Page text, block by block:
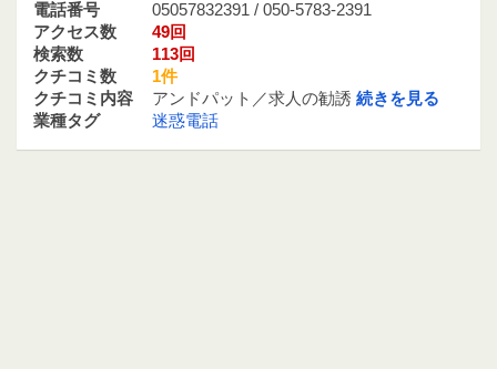
電話番号
05057832391 / 050-5783-2391
アクセス数
49回
検索数
113回
クチコミ数
1件
クチコミ内容
アンドパット／求人の勧誘 続きを見る
業種タグ
迷惑電話